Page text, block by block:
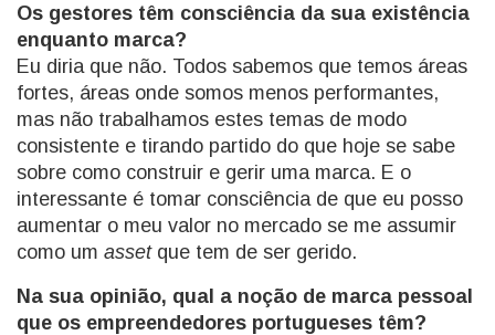
Os gestores têm consciência da sua existência
enquanto marca?
Eu diria que não. Todos sabemos que temos áreas
fortes, áreas onde somos menos performantes,
mas não trabalhamos estes temas de modo
consistente e tirando partido do que hoje se sabe
sobre como construir e gerir uma marca. E o
interessante é tomar consciência de que eu posso
aumentar o meu valor no mercado se me assumir
como um assetque tem de ser gerido.
Na sua opinião, qual a noção de marca pessoal
que os empreendedores portugueses têm?